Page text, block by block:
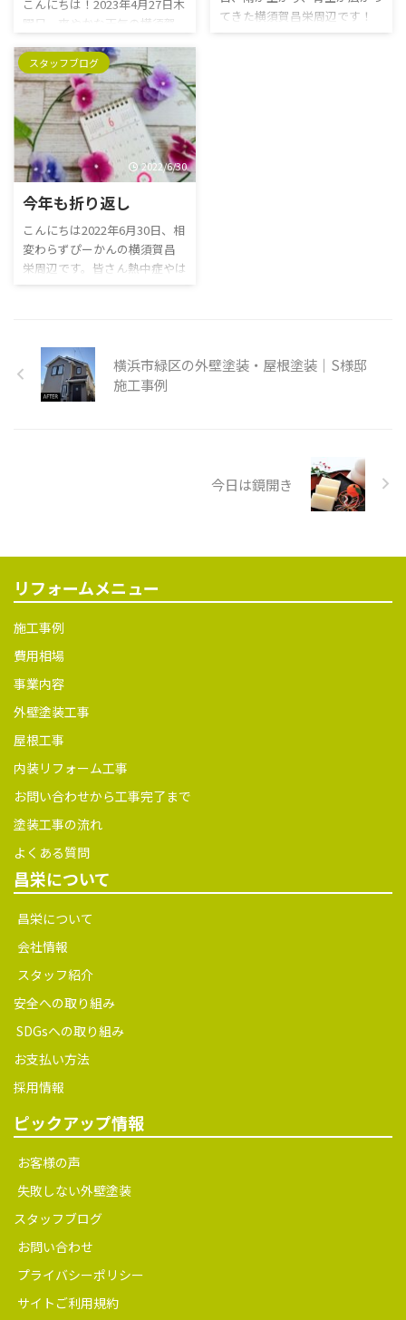
の誕生日を記念し、住宅デー
とされているそうです。 住宅
こんにちは！2023年4月27日木
曜日、爽やかな天気の横須賀
デンウィークですね！コロナ
明け初の大型連休なので、どこ
も混みそうですね。皆さまは
どのようにお過ごしでしょう
か？ 最近、昌栄ではお祝い事
が続きました。 その中の一つ
は営業の石川優斗の誕生日で
す。 ハッピバースデー優斗さ
ん♪これからも昌栄のために
頑張ってね。笑 さて、昌栄は
誠に勝手ながら、以下の期間
を休業とさせていただきます。
ゴールデンウィーク休暇期間
問い合 ...
てきた横須賀昌栄周辺です！
さて、昨日13日に今年の漢字
スタッフブログ
2022/6/30
今年も折り返し
こんにちは2022年6月30日、相
変わらずぴーかんの横須賀昌
栄周辺です。皆さん熱中症やは
たまたクーラー病にはなってい
返しですね。今年も残すとこ
ろあと半分です。やりきりまし
た？？それとも残り半分で巻
き返します？？笑 今日は、一
一年の目標を再確認する日」
横浜市緑区の外壁塗装・屋根塗装｜S様邸
施工事例
今日は鏡開き
リフォームメニュー
施工事例
費用相場
事業内容
外壁塗装工事
屋根工事
内装リフォーム工事
お問い合わせから工事完了まで
塗装工事の流れ
よくある質問
昌栄について
昌栄について
会社情報
スタッフ紹介
安全への取り組み
SDGsへの取り組み
お支払い方法
採用情報
ピックアップ情報
お客様の声
失敗しない外壁塗装
スタッフブログ
お問い合わせ
プライバシーポリシー
サイトご利用規約